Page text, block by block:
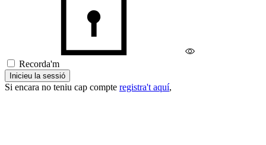
Recorda'm
Inicieu la sessió
Si encara no teniu cap compte registra't aquí,